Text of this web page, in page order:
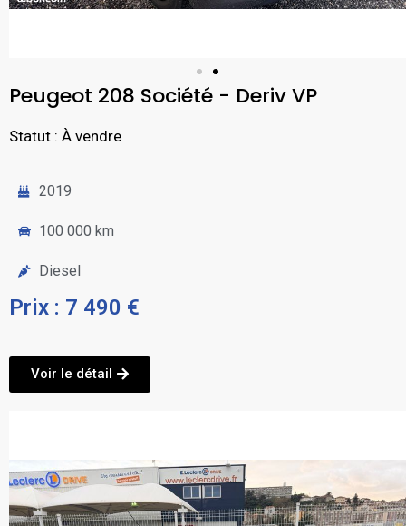
Peugeot 208 Société - Deriv VP
Statut : À vendre
2019
100 000 km
Diesel
Prix : 7 490 €
Voir le détail